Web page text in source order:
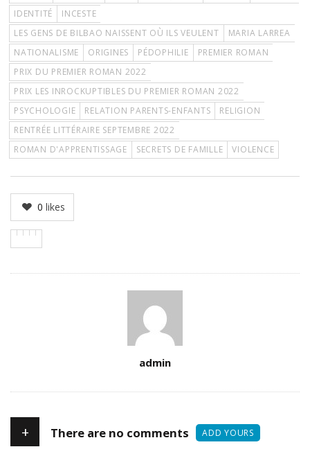
IDENTITÉ
INCESTE
LES GENS DE BILBAO NAISSENT OÙ ILS VEULENT
MARIA LARREA
NATIONALISME
ORIGINES PÉDOPHILIE
PREMIER ROMAN
PRIX DU PREMIER ROMAN 2022
PRIX LES INROCKUPTIBLES DU PREMIER ROMAN 2022
PSYCHOLOGIE
RELATION PARENTS-ENFANTS
RELIGION
RENTRÉE LITTÉRAIRE SEPTEMBRE 2022
ROMAN D'APPRENTISSAGE
SECRETS DE FAMILLE VIOLENCE
0 likes
admin
+ There are no comments ADD YOURS